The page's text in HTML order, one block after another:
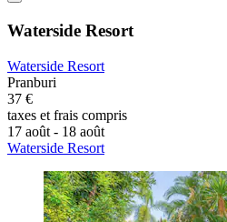
Waterside Resort
Waterside Resort
Pranburi
37 €
taxes et frais compris
17 août - 18 août
Waterside Resort